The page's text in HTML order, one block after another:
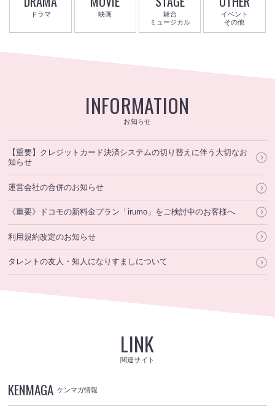
ドラマ 映画
舞台
ミュージカル
イベント
その他
INFORMATION
お知らせ
【重要】クレジットカード決済システムの切り替えに伴う大切なお
知らせ
運営会社の合併のお知らせ
《重要》ドコモの新料金プラン「irumo」をご検討中のお客様へ
利用規約改定のお知らせ
タレントの友人・知人になりすましについて
LINK
関連サイト
KENMAGA ケンマガ情報